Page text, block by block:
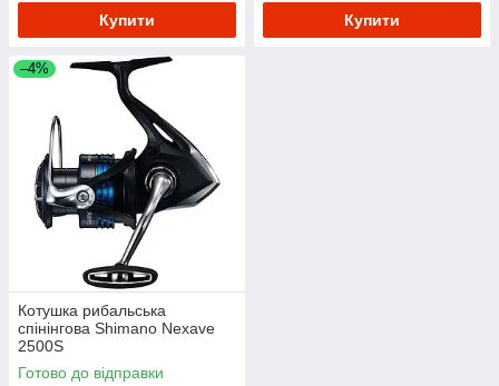
Купити Купити
–4%
Котушка рибальська
спінінгова Shimano Nexave
2500S
Готово до відправки